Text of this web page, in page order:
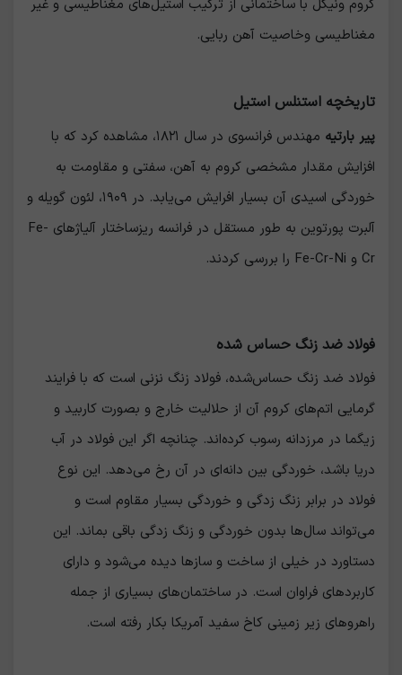
کروم ونیکل با ساختمانی از ترکیب استیل‌های مغناطیسی و غیر
مغناطیسی وخاصیت آهن ربایی.
تاريخچه استنلس استيل
پیر بارتیه
مهندس فرانسوی در سال ۱۸۲۱، مشاهده کرد که با
افزایش مقدار مشخصی کروم به آهن، سفتی و مقاومت به
خوردگی اسیدی آن بسیار افرایش می‌یابد. در ۱۹۰۹، لئون گویله و
آلبرت پورتوین به طور مستقل در فرانسه ریزساختار آلیاژهای Fe-
Cr و Fe-Cr-Ni را بررسی کردند.
فولاد ضد زنگ حساس شده
فولاد ضد زنگ حساس‌شده، فولاد زنگ نزنی است که با فرایند
گرمایی اتم‌های کروم آن از حلالیت خارج و بصورت کاربید و
زیگما در مرزدانه رسوب کرده‌اند. چنانچه اگر این فولاد در آب
دریا باشد، خوردگی بین دانه‌ای در آن رخ می‌دهد. این نوع
فولاد در برابر زنگ زدگی و خوردگی بسیار مقاوم است و
می‌تواند سال‌ها بدون خوردگی و زنگ زدگی باقی بماند. این
دستاورد در خیلی از ساخت و سازها دیده می‌شود و دارای
کاربردهای فراوان است. در ساختمان‌های بسیاری از جمله
راهروهای زیر زمینی کاخ سفید آمریکا بکار رفته است.